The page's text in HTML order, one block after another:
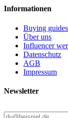
Informationen
Buying guides
Über uns
Influencer
Datenschutz
AGB
Impressum
Newsletter